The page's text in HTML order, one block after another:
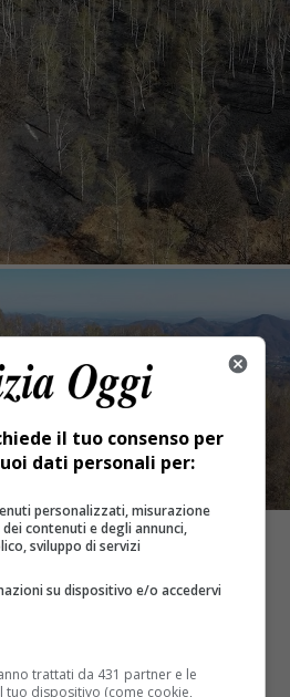
di Noveis dopo
dal drone
il tuo consenso per
dati personali per:
personalizzati, misurazione
contenuti e degli annunci,
sviluppo di servizi
su dispositivo e/o accedervi
trattati da 431 partner e le
dispositivo (come cookie,